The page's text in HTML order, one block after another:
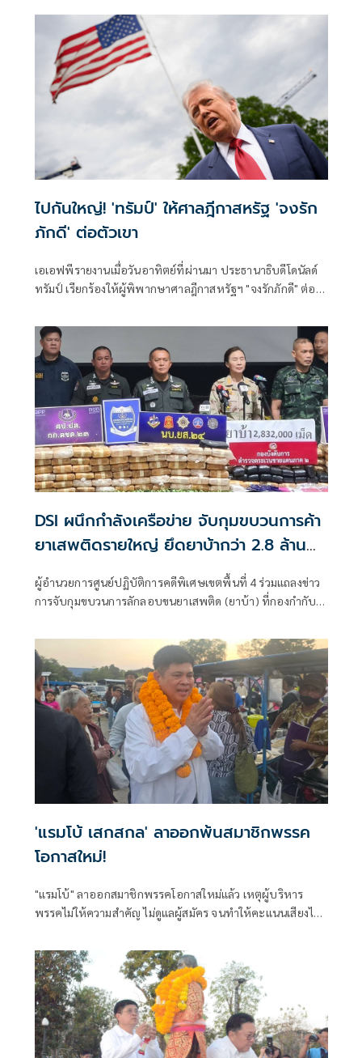
นายณัฐพงษ์ เรืองปัญญาวุฒิ ส.ส.บัญชีรายชื่อ พรรคประชาชน
อภิปรายเกี่ยวกับงบฯหน่วยราชการในพระองค์ ว่า
ไปกันใหญ่! 'ทรัมป์' ให้ศาลฎีกาสหรัฐ 'จงรัก
ภักดี' ต่อตัวเขา
เอเอฟพีรายงานเมื่อวันอาทิตย์ที่ผ่านมา ประธานาธิบดีโดนัลด์
ทรัมป์ เรียกร้องให้ผู้พิพากษาศาลฎีกาสหรัฐฯ "จงรักภักดี" ต่อ
วิพากษ์วิจารณ์คำตัดสินล่าสุดของศาลที่คัดค้านมาตรการภาษี
นำเข้าของเขา
DSI ผนึกกำลังเครือข่าย จับกุมขบวนการค้า
ยาเสพติดรายใหญ่ ยึดยาบ้ากว่า 2.8 ล้าน
ผู้อำนวยการศูนย์ปฏิบัติการคดีพิเศษเขตพื้นที่ 4 ร่วมแถลงข่าว
การจับกุมขบวนการลักลอบขนยาเสพติด (ยาบ้า) ที่กองกำกับ
'แรมโบ้ เสกสกล' ลาออกพ้นสมาชิกพรรค
โอกาสใหม่!
"แรมโบ้" ลาออกสมาชิกพรรคโอกาสใหม่แล้ว เหตุผู้บริหาร
พรรคไม่ให้ความสำคัญ ไม่ดูแลผู้สมัคร จนทำให้คะแนนเสียงไป